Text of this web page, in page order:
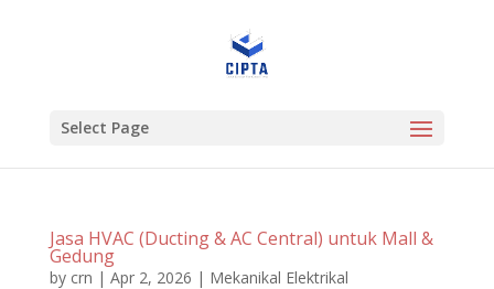
Select Page
Jasa HVAC (Ducting & AC Central) untuk Mall &
Gedung
by crn | Apr 2, 2026 | Mekanikal Elektrikal